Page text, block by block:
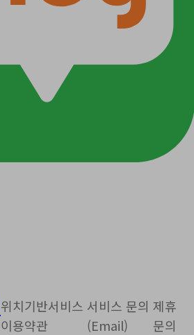
위치기반서비스
이용약관
서비스 문의
(Email)
제휴
문의